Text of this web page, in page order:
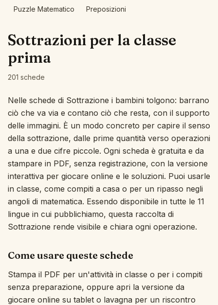
Lingue
Generatori di schede
Lingua: Italiano
Accedi
Registrati
Puzzle Matematico
Preposizioni
Sottrazioni per la classe
prima
201 schede
Nelle schede di Sottrazione i bambini tolgono: barrano
ciò che va via e contano ciò che resta, con il supporto
delle immagini. È un modo concreto per capire il senso
della sottrazione, dalle prime quantità verso operazioni
a una e due cifre piccole. Ogni scheda è gratuita e da
stampare in PDF, senza registrazione, con la versione
interattiva per giocare online e le soluzioni. Puoi usarle
in classe, come compiti a casa o per un ripasso negli
angoli di matematica. Essendo disponibile in tutte le 11
lingue in cui pubblichiamo, questa raccolta di
Sottrazione rende visibile e chiara ogni operazione.
Come usare queste schede
Stampa il PDF per un'attività in classe o per i compiti
senza preparazione, oppure apri la versione da
giocare online su tablet o lavagna per un riscontro